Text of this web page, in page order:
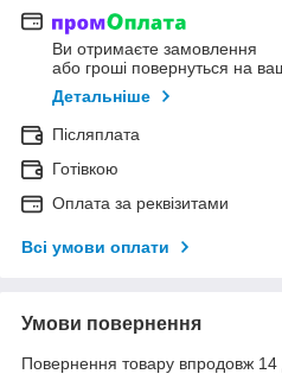
Ви отримаєте замовлення
або гроші повернуться на
Детальніше
Післяплата
Готівкою
Оплата за реквізитами
Всі умови оплати
Умови повернення
Повернення товару впродовж 14